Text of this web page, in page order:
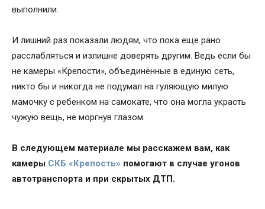
выполнили.
И лишний раз показали людям, что пока еще рано
расслабляться и излишне доверять другим. Ведь если бы
не камеры «Крепости», объединённые в единую сеть,
никто бы и никогда не подумал на гуляющую милую
мамочку с ребенком на самокате, что она могла украсть
чужую вещь, не моргнув глазом.
В следующем материале мы расскажем вам, как
камеры СКБ «Крепость» помогают в случае угонов
автотранспорта и при скрытых ДТП.